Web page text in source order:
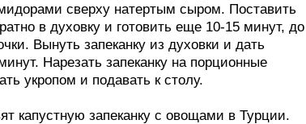
сверху натертым сыром. Поставить
в духовку и готовить еще 10-15 минут, до
Вынуть запеканку из духовки и дать
Нарезать запеканку на порционные
укропом и подавать к столу.
капустную запеканку с овощами в Турции.